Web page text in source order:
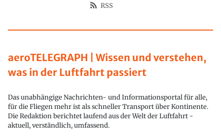
aeroTELEGRAPH | Wissen und verstehen,
was in der Luftfahrt passiert
Das unabhängige Nachrichten- und Informationsportal für alle,
für die Fliegen mehr ist als schneller Transport über Kontinente.
Die Redaktion berichtet laufend aus der Welt der Luftfahrt -
aktuell, verständlich, umfassend.
RSS